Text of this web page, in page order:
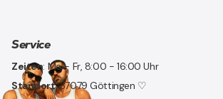
Service
Zeiten: Mo - Fr, 8:00 - 16:00 Uhr
Standort: 37079 Göttingen ♡